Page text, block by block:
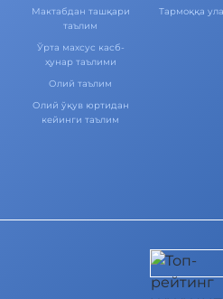
Мактабдан ташқари
таълим
Ўрта махсус касб-
ҳунар таълими
Олий таълим
Олий ўқув юртидан
кейинги таълим
Тармоққа